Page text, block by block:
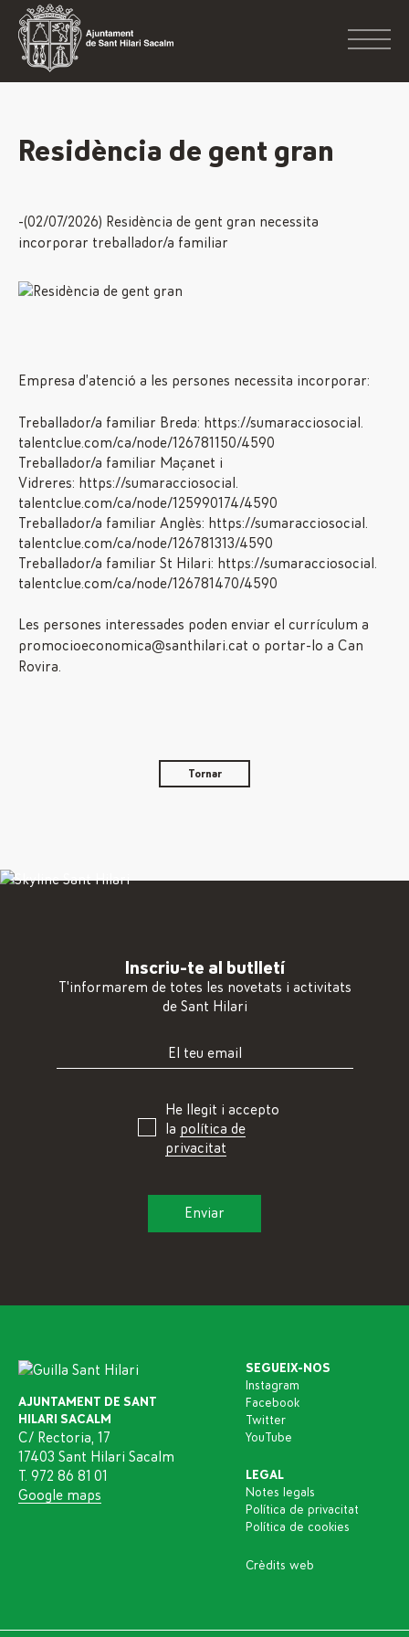
Residència de gent gran
-(02/07/2026) Residència de gent gran necessita
incorporar treballador/a familiar
Empresa d’atenció a les persones necessita incorporar:
Treballador/a familiar Breda: https://sumaracciosocial.
talentclue.com/ca/node/126781150/4590
Treballador/a familiar Maçanet i
Vidreres: https://sumaracciosocial.
talentclue.com/ca/node/125990174/4590
Treballador/a familiar Anglès: https://sumaracciosocial.
talentclue.com/ca/node/126781313/4590
Treballador/a familiar St Hilari: https://sumaracciosocial.
talentclue.com/ca/node/126781470/4590
Les persones interessades poden enviar el currículum a
promocioeconomica@santhilari.cat o portar-lo a Can
Rovira.
Tornar
Inscriu-te al butlletí
T'informarem de totes les novetats i activitats
de Sant Hilari
He llegit i accepto
la política de
privacitat
AJUNTAMENT DE SANT
HILARI SACALM
C/ Rectoria, 17
17403 Sant Hilari Sacalm
T. 972 86 81 01
Google maps
SEGUEIX-NOS
Instagram
Facebook
Twitter
YouTube
LEGAL
Notes legals
Política de privacitat
Política de cookies
Crèdits web